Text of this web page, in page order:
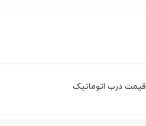
قیمت درب اتوماتیک